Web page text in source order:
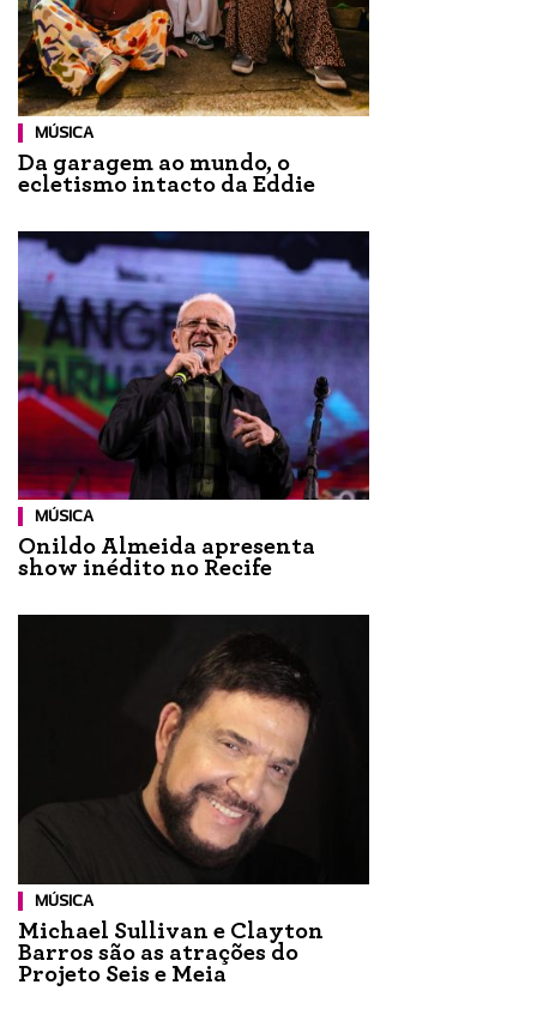
MÚSICA
Da garagem ao mundo, o
ecletismo intacto da Eddie
MÚSICA
Onildo Almeida apresenta
show inédito no Recife
MÚSICA
Michael Sullivan e Clayton
Barros são as atrações do
Projeto Seis e Meia